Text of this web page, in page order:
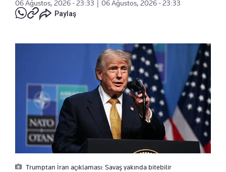
06 Ağustos, 2026 - 23:33
06 Ağustos, 2026 - 23:33
Paylaş
Trumptan İran açıklaması: Savaş yakında bitebilir